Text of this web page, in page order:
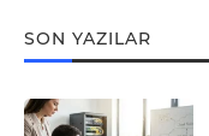
SON YAZILAR